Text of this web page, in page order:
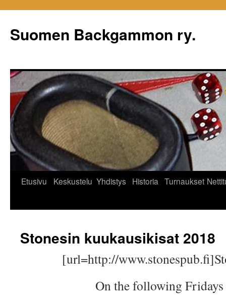
Suomen Backgammon ry.
Etusivu Keskustelu Yhdistys Historia Turnaukset
Stonesin kuukausikisat 2018
[url=http://
On the following